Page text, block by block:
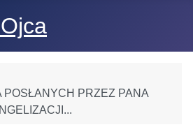
POSŁANYCH PRZEZ PANA